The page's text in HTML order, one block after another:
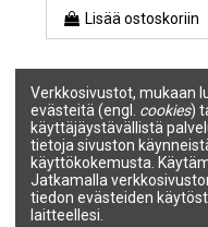
Lisää ostoskoriin
Verkkosivustot, mukaan
evästeitä (engl. cookies)
käyttäjäystävällistä
tietoja sivuston
käyttökokemusta.
Jatkamalla
tiedon evästeiden
laitteellesi.